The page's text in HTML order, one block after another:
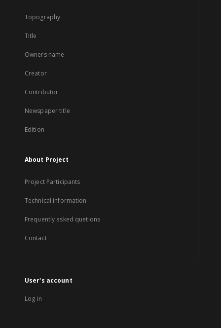
Topography
Title
Owners name
Creator
Contributor
Newspaper title
Edition
About Project
Project Participants
Technical information
Frequently asked quetions
Contact
User's account
Log in